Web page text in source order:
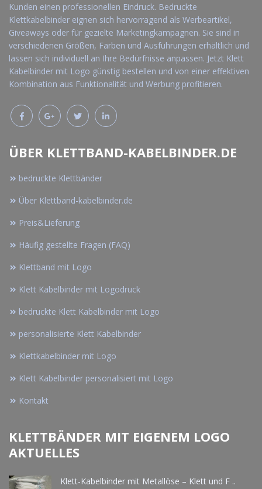
Kunden einen professionellen Eindruck. Bedruckte
Klettkabelbinder eignen sich hervorragend als Werbeartikel,
Giveaways oder für gezielte Marketingkampagnen. Sie sind in
verschiedenen Größen, Farben und Ausführungen erhältlich und
lassen sich individuell an Ihre Bedürfnisse anpassen. Jetzt Klett
Kabelbinder mit Logo günstig bestellen und von einer effektiven
Kombination aus Funktionalität und Werbung profitieren.
ÜBER KLETTBAND-KABELBINDER.DE
bedruckte Klettbänder
Über Klettband-kabelbinder.de
Preis&Lieferung
Häufig gestellte Fragen (FAQ)
Klettband mit Logo
Klett Kabelbinder mit Logodruck
bedruckte Klett Kabelbinder mit Logo
personalisierte Klett Kabelbinder
Klettkabelbinder mit Logo
Klett Kabelbinder personalisiert mit Logo
Kontakt
KLETTBÄNDER MIT EIGENEM LOGO
AKTUELLES
Klett-Kabelbinder mit Metallöse – Klett und F ..